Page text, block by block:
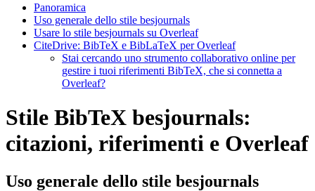
Panoramica
Uso generale dello stile besjournals
Usare lo stile besjournals su Overleaf
CiteDrive: BibTeX e BibLaTeX per Overleaf
Stai cercando uno strumento collaborativo online per
gestire i tuoi riferimenti BibTeX, che si connetta a
Overleaf?
Stile BibTeX besjournals:
citazioni, riferimenti e Overleaf
Uso generale dello stile besjournals